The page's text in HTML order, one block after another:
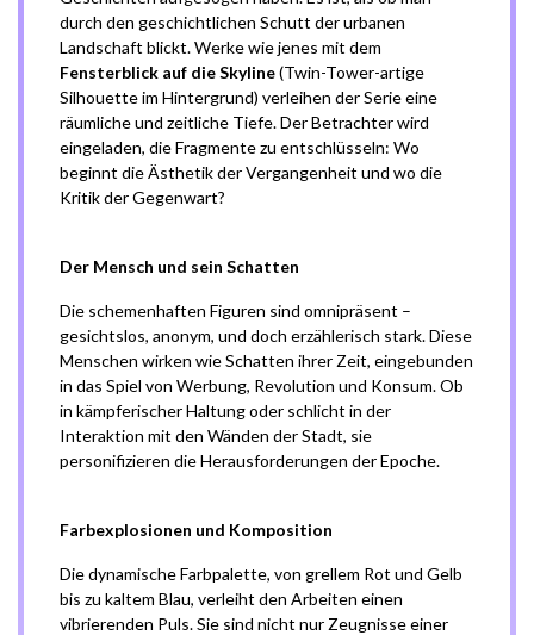
durch den geschichtlichen Schutt der urbanen
Landschaft blickt. Werke wie jenes mit dem
Fensterblick auf die Skyline(Twin-Tower-artige
Silhouette im Hintergrund) verleihen der Serie eine
räumliche und zeitliche Tiefe. Der Betrachter wird
eingeladen, die Fragmente zu entschlüsseln: Wo
beginnt die Ästhetik der Vergangenheit und wo die
Kritik der Gegenwart?
Der Mensch und sein Schatten
Die schemenhaften Figuren sind omnipräsent –
gesichtslos, anonym, und doch erzählerisch stark. Diese
Menschen wirken wie Schatten ihrer Zeit, eingebunden
in das Spiel von Werbung, Revolution und Konsum. Ob
in kämpferischer Haltung oder schlicht in der
Interaktion mit den Wänden der Stadt, sie
personifizieren die Herausforderungen der Epoche.
Farbexplosionen und Komposition
Die dynamische Farbpalette, von grellem Rot und Gelb
bis zu kaltem Blau, verleiht den Arbeiten einen
vibrierenden Puls. Sie sind nicht nur Zeugnisse einer